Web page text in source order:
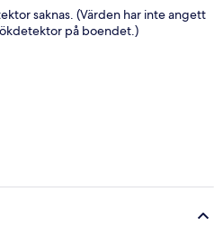
saknas. (Värden har inte angett
på boendet.)